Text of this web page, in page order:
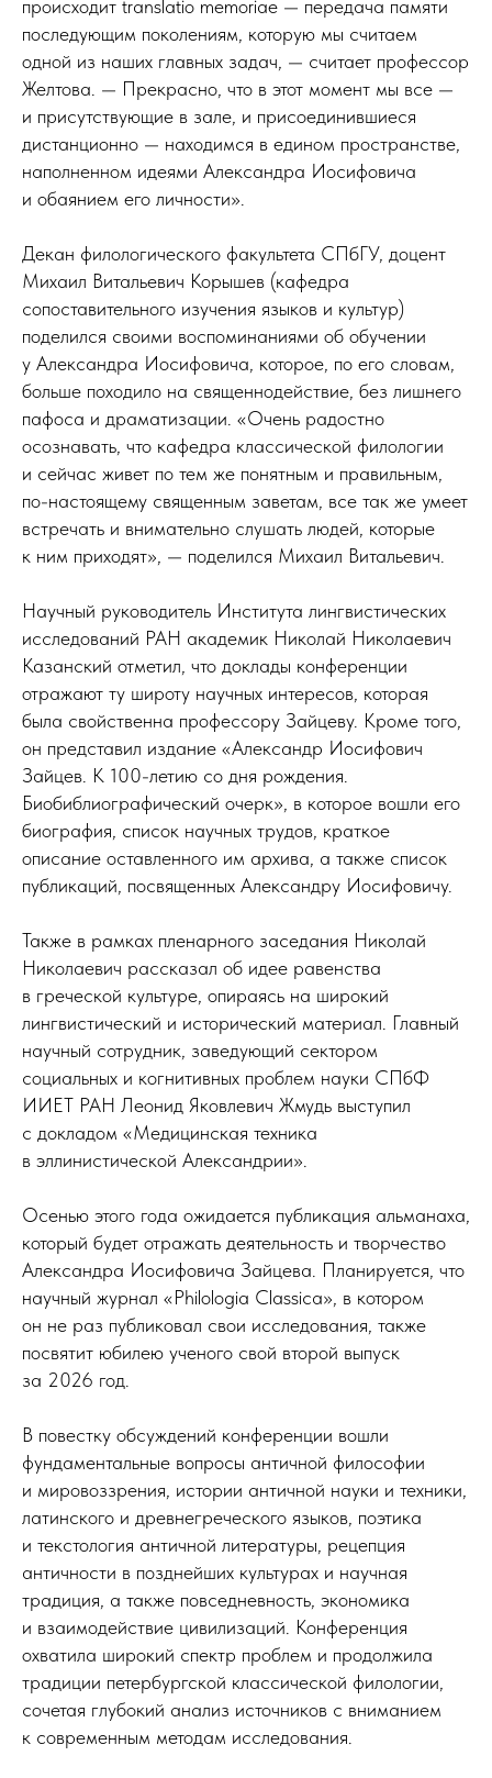
происходит translatio memoriae — передача памяти
последующим поколениям, которую мы считаем
одной из наших главных задач, — считает профессор
Желтова. — Прекрасно, что в этот момент мы все —
и присутствующие в зале, и присоединившиеся
дистанционно — находимся в едином пространстве,
наполненном идеями Александра Иосифовича
и обаянием его личности».
Декан филологического факультета СПбГУ, доцент
Михаил Витальевич Корышев (кафедра
сопоставительного изучения языков и культур)
поделился своими воспоминаниями об обучении
у Александра Иосифовича, которое, по его словам,
больше походило на священнодействие, без лишнего
пафоса и драматизации. «Очень радостно
осознавать, что кафедра классической филологии
и сейчас живет по тем же понятным и правильным,
по-настоящему священным заветам, все так же умеет
встречать и внимательно слушать людей, которые
к ним приходят», — поделился Михаил Витальевич.
Научный руководитель Института лингвистических
исследований РАН академик Николай Николаевич
Казанский отметил, что доклады конференции
отражают ту широту научных интересов, которая
была свойственна профессору Зайцеву. Кроме того,
он представил издание «Александр Иосифович
Зайцев. К 100-летию со дня рождения.
Биобиблиографический очерк», в которое вошли его
биография, список научных трудов, краткое
описание оставленного им архива, а также список
публикаций, посвященных Александру Иосифовичу.
Также в рамках пленарного заседания Николай
Николаевич рассказал об идее равенства
в греческой культуре, опираясь на широкий
лингвистический и исторический материал. Главный
научный сотрудник, заведующий сектором
социальных и когнитивных проблем науки СПбФ
ИИЕТ РАН Леонид Яковлевич Жмудь выступил
с докладом «Медицинская техника
в эллинистической Александрии».
Осенью этого года ожидается публикация альманаха,
который будет отражать деятельность и творчество
Александра Иосифовича Зайцева. Планируется, что
научный журнал «Philologia Classica», в котором
он не раз публиковал свои исследования, также
посвятит юбилею ученого свой второй выпуск
за 2026 год.
В повестку обсуждений конференции вошли
фундаментальные вопросы античной философии
и мировоззрения, истории античной науки и техники,
латинского и древнегреческого языков, поэтика
и текстология античной литературы, рецепция
античности в позднейших культурах и научная
традиция, а также повседневность, экономика
и взаимодействие цивилизаций. Конференция
охватила широкий спектр проблем и продолжила
традиции петербургской классической филологии,
сочетая глубокий анализ источников с вниманием
к современным методам исследования.